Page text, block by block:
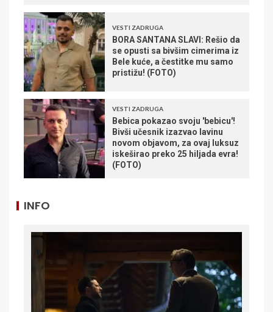
VESTI ZADRUGA
BORA SANTANA SLAVI: Rešio da
se opusti sa bivšim cimerima iz
Bele kuće, a čestitke mu samo
pristižu! (FOTO)
VESTI ZADRUGA
Bebica pokazao svoju 'bebicu'!
Bivši učesnik izazvao lavinu
novom objavom, za ovaj luksuz
iskeširao preko 25 hiljada evra!
(FOTO)
INFO